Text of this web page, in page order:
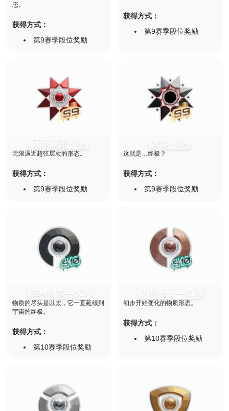
态。
获得方式：
第9赛季段位奖励
获得方式：
第9赛季段位奖励
无限超弦—S9
无限逼近超弦层次的形态。
获得方式：
第9赛季段位奖励
奇点—S9
这就是…终极？
获得方式：
第9赛季段位奖励
至纯物质—S10
物质的尽头是以太，它一直延续到
宇宙的终极。
获得方式：
第10赛季段位奖励
升格分子—S10
初步开始变化的物质形态。
获得方式：
第10赛季段位奖励